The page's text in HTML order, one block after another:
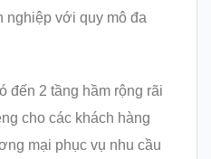
nghiệp với quy mô đa
đến 2 tầng hầm rộng rãi
cho các khách hàng
mại phục vụ nhu cầu